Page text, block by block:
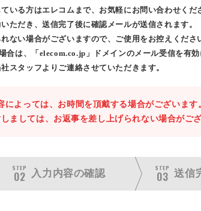
いる方はエレコムまで、お気軽にお問い合わせくだ
ただき、送信完了後に確認メールが送信されます。
ない場合がございますので、ご使用をお控えくださ
合は、「elecom.co.jp」ドメインのメール受信を有効
スタッフよりご連絡させていただきます。
によっては、お時間を頂戴する場合がございます
ましては、お返事を差し上げられない場合がござ
STEP
02 入力内容の確認
STEP
03 送信